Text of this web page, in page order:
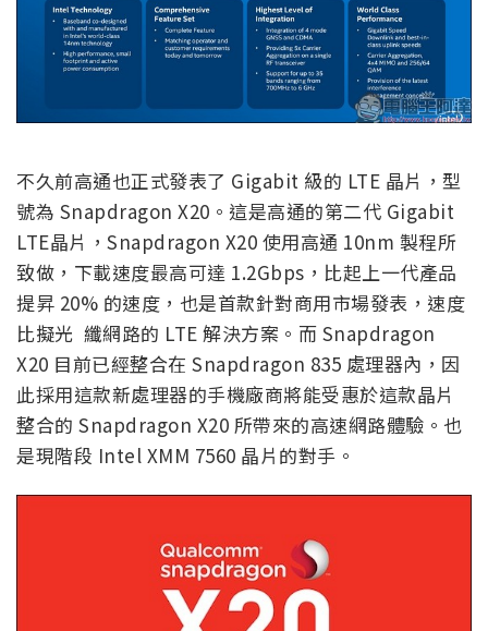
不久前高通也正式發表了 Gigabit 級的 LTE 晶片，型
號為 Snapdragon X20。這是高通的第二代 Gigabit
LTE晶片，Snapdragon X20 使用高通 10nm 製程所
致做，下載速度最高可達 1.2Gbps，比起上一代產品
提昇 20% 的速度，也是首款針對商用市場發表，速度
比擬光 纖網路的 LTE 解決方案。而 Snapdragon
X20 目前已經整合在 Snapdragon 835 處理器內，因
此採用這款新處理器的手機廠商將能受惠於這款晶片
整合的 Snapdragon X20 所帶來的高速網路體驗。也
是現階段 Intel XMM 7560 晶片的對手。